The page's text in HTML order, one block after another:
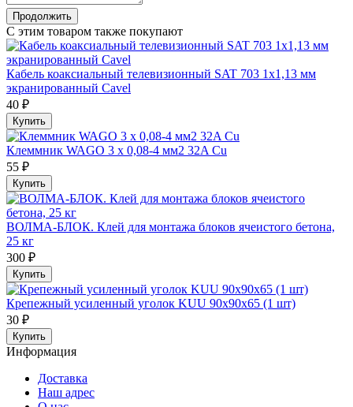
Продолжить
С этим товаром также покупают
Кабель коаксиальный телевизионный SAT 703 1x1,13 мм
экранированный Cavel
40 ₽
Купить
Клеммник WAGO 3 х 0,08-4 мм2 32A Cu
55 ₽
Купить
ВОЛМА-БЛОК. Клей для монтажа блоков ячеистого бетона,
25 кг
300 ₽
Купить
Крепежный усиленный уголок KUU 90х90х65 (1 шт)
30 ₽
Купить
Информация
Доставка
Наш адрес